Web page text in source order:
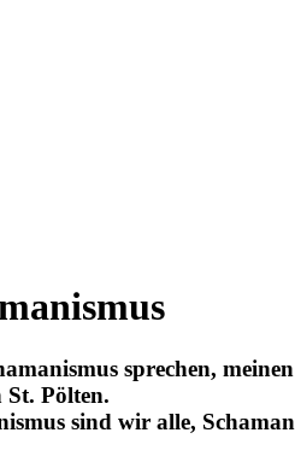
sprechen,
Pölten.
sind wir alle,